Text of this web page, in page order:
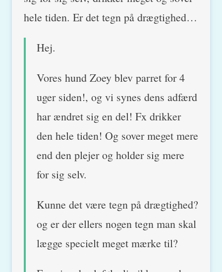
hele tiden. Er det tegn på drægtighed…
Hej.
Vores hund Zoey blev parret for 4
uger siden!, og vi synes dens adfærd
har ændret sig en del! Fx drikker
den hele tiden! Og sover meget mere
end den plejer og holder sig mere
for sig selv.
Kunne det være tegn på drægtighed?
og er der ellers nogen tegn man skal
lægge specielt meget mærke til?